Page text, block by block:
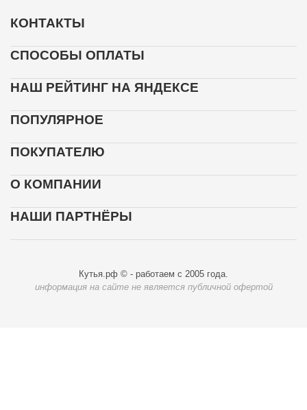
КОНТАКТЫ
СПОСОБЫ ОПЛАТЫ
НАШ РЕЙТИНГ НА ЯНДЕКСЕ
ПОПУЛЯРНОЕ
ПОКУПАТЕЛЮ
О КОМПАНИИ
НАШИ ПАРТНЁРЫ
Кутья.рф © - работаем с 2005 года.
информация на сайте не является публичной офертой